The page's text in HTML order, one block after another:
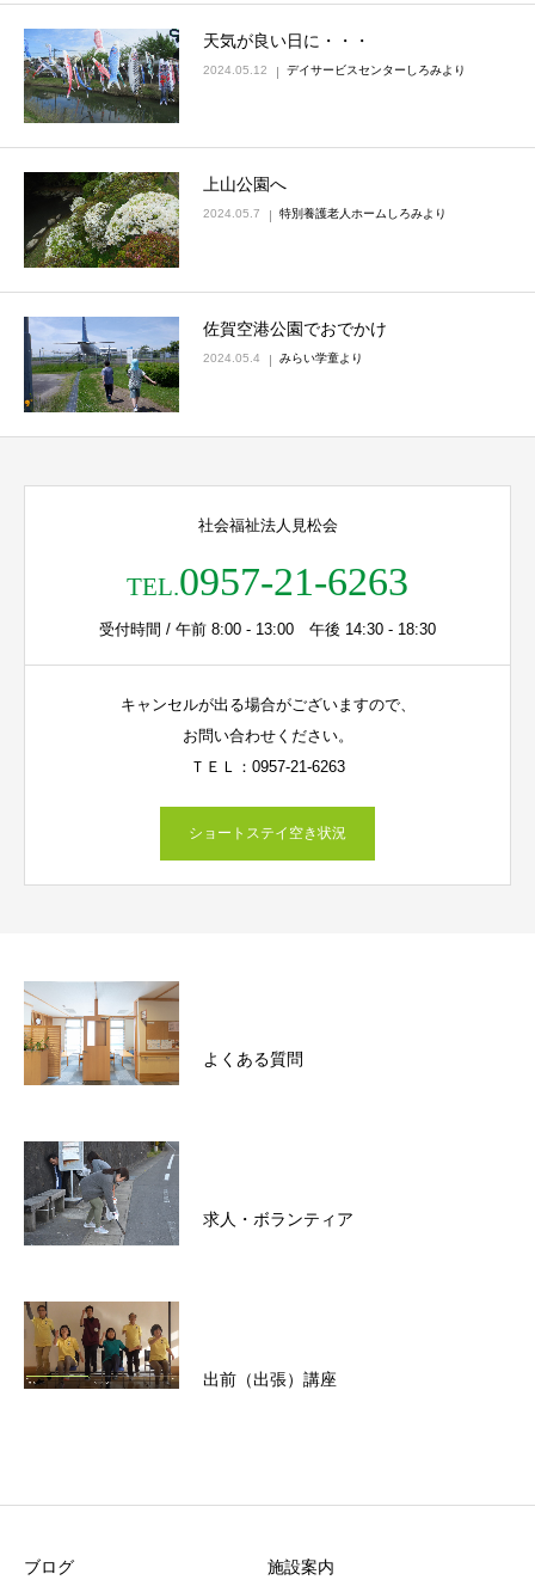
天気が良い日に・・・
2024.05.12 デイサービスセンターしろみより
上山公園へ
2024.05.7 特別養護老人ホームしろみより
佐賀空港公園でおでかけ
2024.05.4 みらい学童より
社会福祉法人見松会
TEL.0957-21-6263
受付時間 / 午前 8:00 - 13:00 午後 14:30 - 18:30
キャンセルが出る場合がございますので、
お問い合わせください。
ＴＥＬ：0957-21-6263
ショートステイ空き状況
よくある質問
求人・ボランティア
出前（出張）講座
ブログ 施設案内